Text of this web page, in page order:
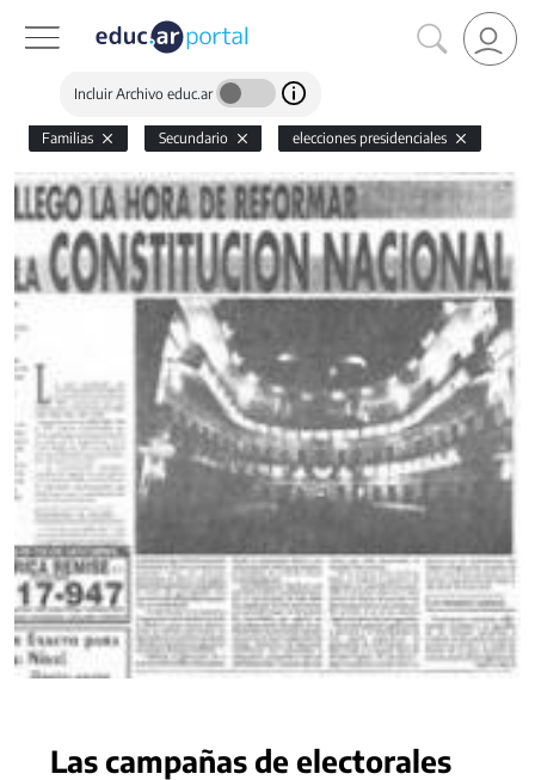
Incluir Archivo educ.ar
Familias Secundario elecciones presidenciales
Las campañas de electorales